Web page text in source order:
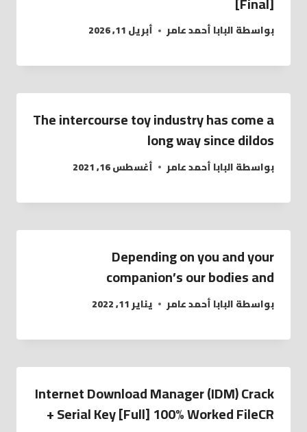
بواسطةالبابا أحمد عامر أبريل 11, 2026
The intercourse toy industry has come a
long way since dildos
بواسطةالبابا أحمد عامر أغسطس 16, 2021
Depending on you and your
companion’s our bodies and
بواسطةالبابا أحمد عامر يناير 11, 2022
Internet Download Manager (IDM) Crack
+ Serial Key [Full] 100% Worked FileCR